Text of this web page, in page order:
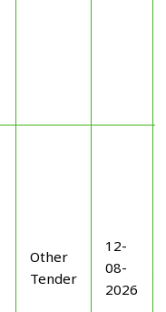
Other
Tender
12-
08-
2026